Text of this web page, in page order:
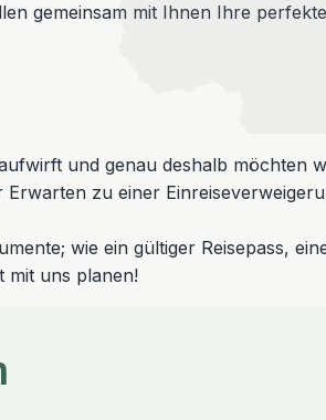
gemeinsam mit Ihnen Ihre
und genau deshalb möchten
Erwarten zu einer
wie ein gültiger Reisepass,
mit uns planen!